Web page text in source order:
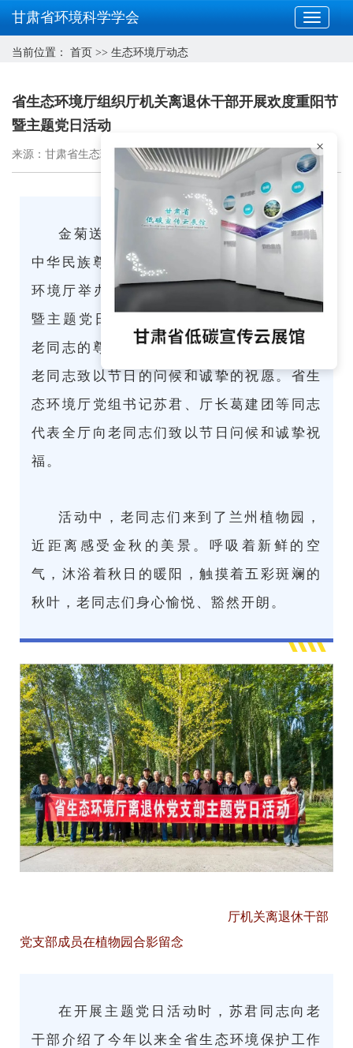
甘肃省环境科学学会
当前位置： 首页 >> 生态环境厅动态
省生态环境厅组织厅机关离退休干部开展欢度重阳节
暨主题党日活动
来源：甘肃省生态环境厅网站 发布日期：2023-10-23
金菊送清芬，重九沐暖阳。为大力弘扬
中华民族尊老敬老的传统美德，近日省生态
环境厅举办“2023年离退休干部欢度重阳节
暨主题党日活动”，表达对离退休老领导、
老同志的尊敬和爱戴之情，向全体老干部、
老同志致以节日的问候和诚挚的祝愿。省生
态环境厅党组书记苏君、厅长葛建团等同志
代表全厅向老同志们致以节日问候和诚挚祝
福。
活动中，老同志们来到了兰州植物园，
近距离感受金秋的美景。呼吸着新鲜的空
气，沐浴着秋日的暖阳，触摸着五彩斑斓的
秋叶，老同志们身心愉悦、豁然开朗。
厅机关离退休干部
党支部成员在植物园合影留念
在开展主题党日活动时，苏君同志向老
干部介绍了今年以来全省生态环境保护工作
×